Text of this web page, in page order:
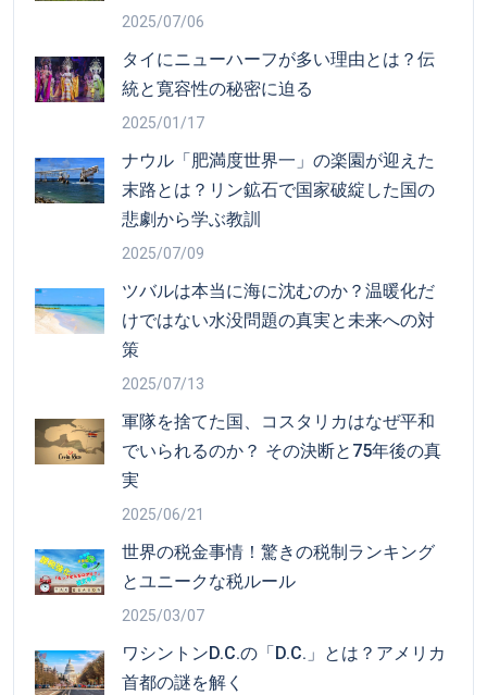
2025/07/06
タイにニューハーフが多い理由とは？伝
統と寛容性の秘密に迫る
2025/01/17
ナウル「肥満度世界一」の楽園が迎えた
末路とは？リン鉱石で国家破綻した国の
悲劇から学ぶ教訓
2025/07/09
ツバルは本当に海に沈むのか？温暖化だ
けではない水没問題の真実と未来への対
策
2025/07/13
軍隊を捨てた国、コスタリカはなぜ平和
でいられるのか？ その決断と75年後の真
実
2025/06/21
世界の税金事情！驚きの税制ランキング
とユニークな税ルール
2025/03/07
ワシントンD.C.の「D.C.」とは？アメリカ
首都の謎を解く